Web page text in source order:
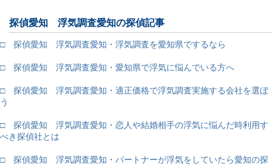
探偵愛知 浮気調査愛知の探偵記事
□ 探偵愛知 浮気調査愛知・浮気調査を愛知県でするなら
□ 探偵愛知 浮気調査愛知・愛知県で浮気に悩んでいる方へ
□ 探偵愛知 浮気調査愛知・適正価格で浮気調査実施する会社を選ぼ
う
□ 探偵愛知 浮気調査愛知・恋人や結婚相手の浮気に悩んだ時利用す
べき探偵社とは
□ 探偵愛知 浮気調査愛知・パートナーが浮気をしていたら愛知の探